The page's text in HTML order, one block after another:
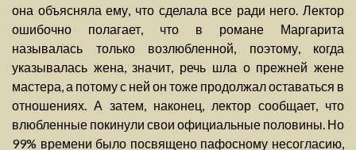
она объясняла ему, что сделала все ради него. Лектор
ошибочно полагает, что в романе Маргарита
называлась только возлюбленной, поэтому, когда
указывалась жена, значит, речь шла о прежней жене
мастера, а потому с ней он тоже продолжал оставаться в
отношениях. А затем, наконец, лектор сообщает, что
влюбленные покинули свои официальные половины. Но
99% времени было посвящено пафосному несогласию,